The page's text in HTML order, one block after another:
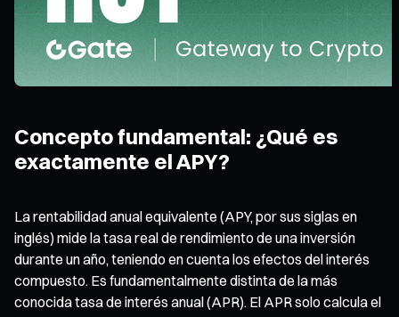
Concepto fundamental: ¿Qué es
exactamente el APY?
La rentabilidad anual equivalente (APY, por sus siglas en
inglés) mide la tasa real de rendimiento de una inversión
durante un año, teniendo en cuenta los efectos del interés
compuesto. Es fundamentalmente distinta de la más
conocida tasa de interés anual (APR). El APR solo calcula el